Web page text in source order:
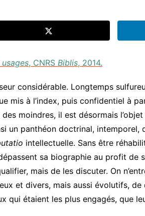
, CNRS Biblis, 2014.
considérable. Longtemps
mis à l’index, puis confidentiel à
moindres, il est désormais l’objet
un panthéon doctrinal, intemporel,
intellectuelle. Sans être
sa biographie au profit de
mais de les discuter. On
et divers, mais aussi évolutifs, de
qui étaient les plus engagés, que